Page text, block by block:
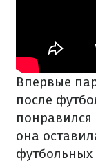
Впервые
после
она
футбольных